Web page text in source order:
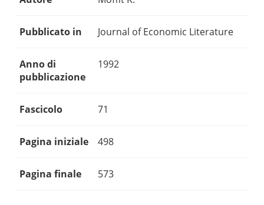
Pubblicato in Journal of Economic Literature
Anno di
pubblicazione
1992
Fascicolo 71
Pagina iniziale 498
Pagina finale 573